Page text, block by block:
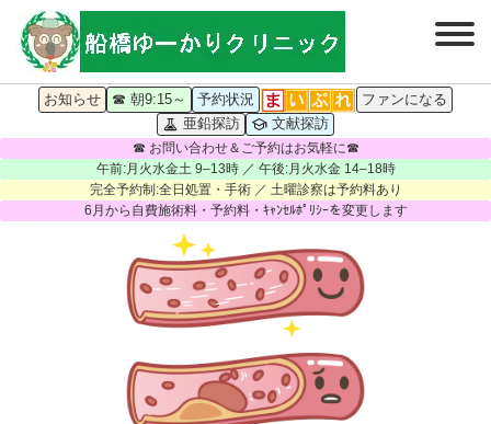
お知らせ ☎ 朝9:15～ 予約状況
ファンになる
亜鉛探訪
文献探訪
☎ お問い合わせ＆ご予約はお気軽に☎
午前:月火水金土 9–13時 ／ 午後:月火水金 14–18時
完全予約制:全日処置・手術 ／ 土曜診察は予約料あり
6月から自費施術料・予約料・ｷｬﾝｾﾙﾎﾟﾘｼｰを変更します